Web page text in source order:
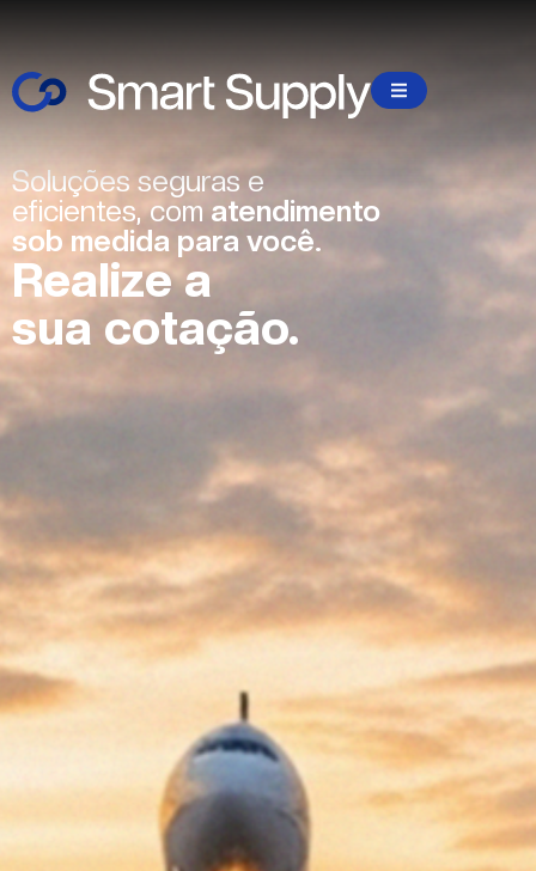
Soluções seguras e
eficientes, com atendimento
sob medida para você.
Realize a
sua cotação.